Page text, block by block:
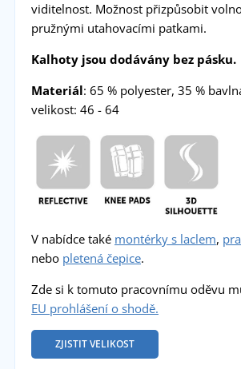
viditelnost. Možnost přizpůsobit
pružnými utahovacími patkami.
Kalhoty jsou dodávány bez pásku.
Materiál: 65 % polyester, 35 %
velikost: 46 - 64
V nabídce také montérky s laclem,
nebo pletená čepice.
Zde si k tomuto pracovnímu oděvu
EU prohlášení o shodě.
ZJISTIT VELIKOST